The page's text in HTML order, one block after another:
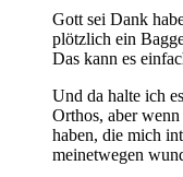
Gott sei Dank
plötzlich ein
Das kann es
Und da halte ich
Orthos, aber
haben, die mich
meinetwegen